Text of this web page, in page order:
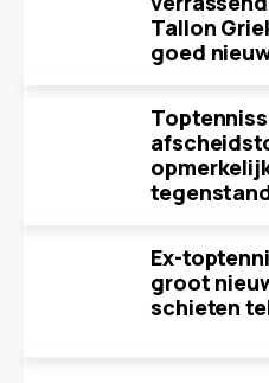
Tallon
goed
Ex-
groot
schieten